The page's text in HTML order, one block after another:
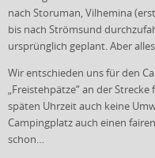
nach Storuman, Vilhemina
bis nach Strömsund
ursprünglich geplant. Aber
Wir entschieden uns für den
„Freistehpätze“ an der
späten Uhrzeit auch keine
Campingplatz auch einen
schon…